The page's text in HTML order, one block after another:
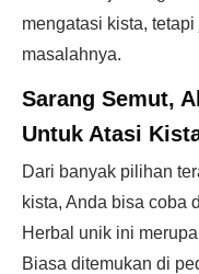
mengatasi kista,
masalahnya.
Sarang Semut,
Untuk Atasi
Dari banyak pilihan
kista, Anda bisa coba
Herbal unik ini
Biasa ditemukan di